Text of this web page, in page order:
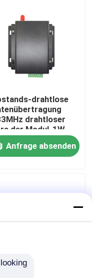
drahtlose
drahtloser
der Modul-1W
5km
Anfrage absenden